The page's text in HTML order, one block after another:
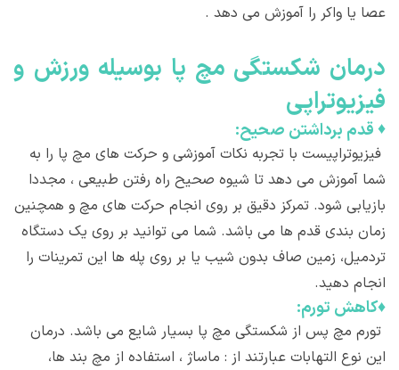
عصا یا واکر را آموزش می دهد .
درمان شکستگی مچ پا بوسيله ورزش و
فيزيوتراپی
♦قدم برداشتن صحیح:
فیزیوتراپیست با تجربه نکات آموزشی و حرکت های مچ پا را به
شما آموزش می دهد تا شیوه صحیح راه رفتن طبیعی ، مجددا
بازیابی شود. تمرکز دقیق بر روی انجام حرکت های مچ و همچنین
زمان بندی قدم ها می باشد. شما می توانید بر روی یک دستگاه
تردمیل، زمین صاف بدون شیب یا بر روی پله ها این تمرینات را
انجام دهید.
♦کاهش تورم:
تورم مچ پس از شکستگی مچ پا بسیار شایع می باشد. درمان
این نوع التهابات عبارتند از : ماساژ ، استفاده از مچ بند ها،